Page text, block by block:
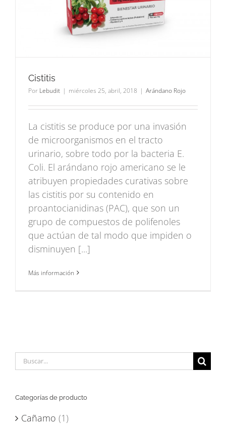
Cistitis
Por Lebudit | miércoles 25, abril, 2018 | Arándano Rojo
La cistitis se produce por una invasión
de microorganismos en el tracto
urinario, sobre todo por la bacteria E.
Coli. El arándano rojo americano se le
atribuyen propiedades curativas sobre
las cistitis por su contenido en
proantocianidinas (PAC), que son un
grupo de compuestos de polifenoles
que actúan de tal modo que impiden o
disminuyen [...]
Más información
Buscar:
Categorías de producto
Cañamo (1)